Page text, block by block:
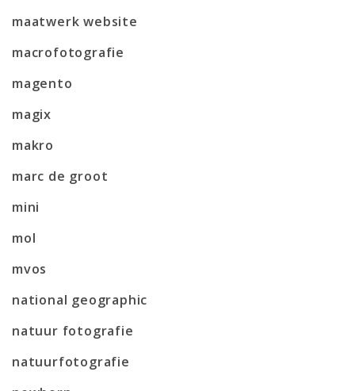
maatwerk website
macrofotografie
magento
magix
makro
marc de groot
mini
mol
mvos
national geographic
natuur fotografie
natuurfotografie